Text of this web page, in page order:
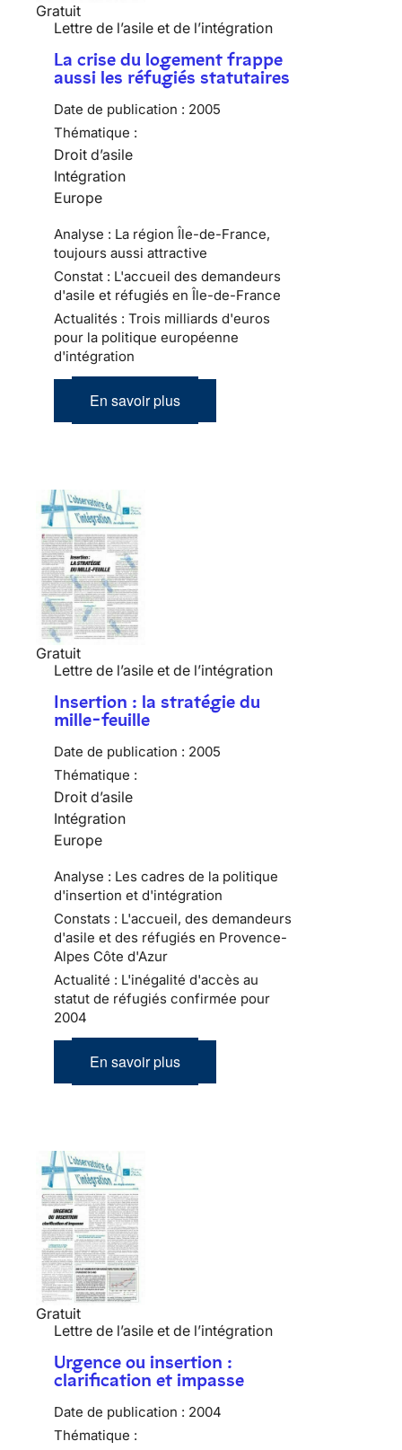
Gratuit
Lettre de l’asile et de l’intégration
La crise du logement frappe
aussi les réfugiés statutaires
Date de publication : 2005
Thématique :
Droit d’asile
Intégration
Europe
Analyse : La région Île-de-France,
toujours aussi attractive
Constat : L'accueil des demandeurs
d'asile et réfugiés en Île-de-France
Actualités : Trois milliards d'euros
pour la politique européenne
d'intégration
En savoir plus
Gratuit
Lettre de l’asile et de l’intégration
Insertion : la stratégie du
mille-feuille
Date de publication : 2005
Thématique :
Droit d’asile
Intégration
Europe
Analyse : Les cadres de la politique
d'insertion et d'intégration
Constats : L'accueil, des demandeurs
d'asile et des réfugiés en Provence-
Alpes Côte d'Azur
Actualité : L'inégalité d'accès au
statut de réfugiés confirmée pour
2004
En savoir plus
Gratuit
Lettre de l’asile et de l’intégration
Urgence ou insertion :
clarification et impasse
Date de publication : 2004
Thématique :